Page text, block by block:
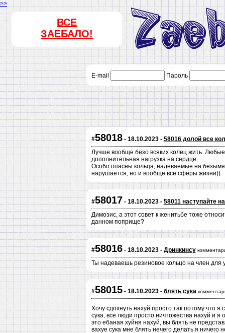
>>
ВСЕ
ЗАЕБАЛО!
E-mail Пароль
#58018- 18.10.2023 - 58016 долой все
Лучше вообще безо всяких колец жить.
дополнительная нагрузка на сердце.
Особо опасны кольца, надеваемые на
нарушается, но и вообще все сферы жизни))
#58017 - 18.10.2023 - 58011 наступайте
Димозис, а этот совет к женитьбе тоже
данном поприще?
#58016- 18.10.2023 - Дринкинсу
Ты надеваешь резиновое кольцо на член для
#58015- 18.10.2023 - блять сука
Хочу сдохнуть нахуй просто так потому что
сука, все люди просто ничтожества нахуй и я
это ебаная хуйня нахуй, вы блять не
вахуе сука мне блять нечего делать я ничего